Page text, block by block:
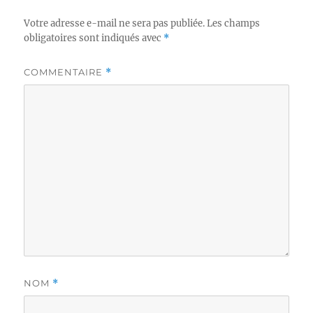
Votre adresse e-mail ne sera pas publiée. Les champs
obligatoires sont indiqués avec *
COMMENTAIRE *
NOM *